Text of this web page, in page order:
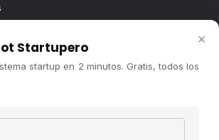
×
Startupero
startup en 2 minutos. Gratis, todos los